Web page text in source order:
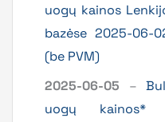
uogų kainos
bazėse 2025-06-
(be PVM)
2025-06-05 –
uogų kainos*